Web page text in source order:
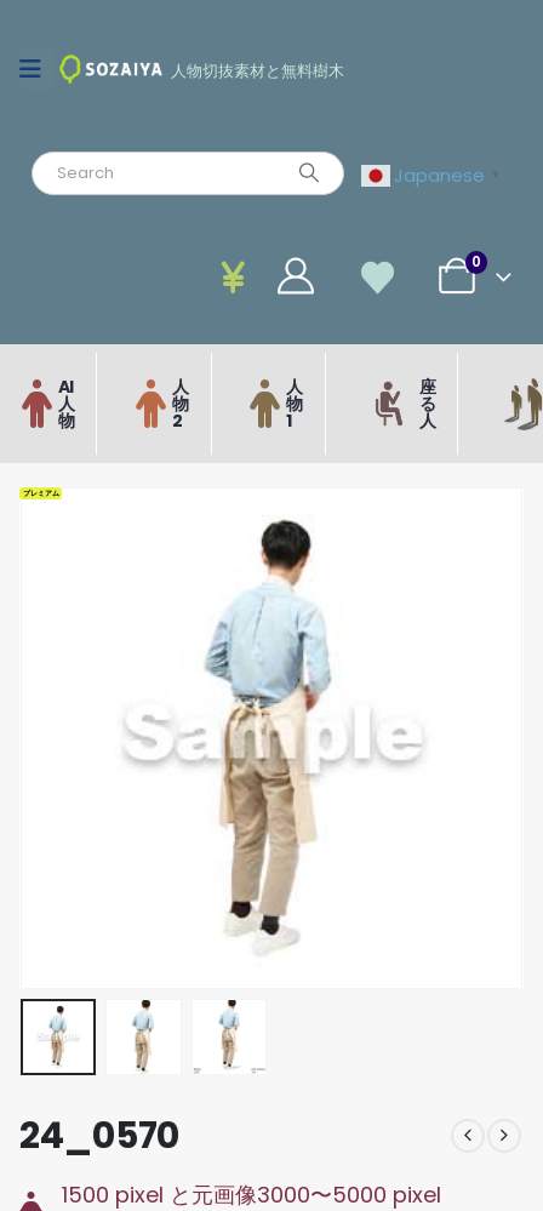
人物切抜素材と無料樹木
Japanese ▼
0
AI
人
物
人
物
2
人
物
1
座
る
人
プレミアム
24_0570
1500 pixel と元画像3000〜5000 pixel